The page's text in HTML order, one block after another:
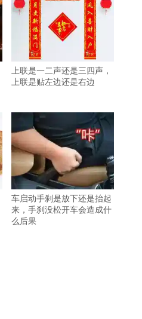
上联是一二声还是三四声，
上联是贴左边还是右边
车启动手刹是放下还是抬起
来，手刹没松开车会造成什
么后果